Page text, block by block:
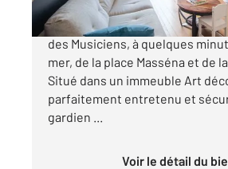
NICE MUSICIENS : Au cœur du
des Musiciens, à quelques
mer, de la place Masséna et de
Situé dans un immeuble Art
parfaitement entretenu et
gardien ...
Voir le détail du